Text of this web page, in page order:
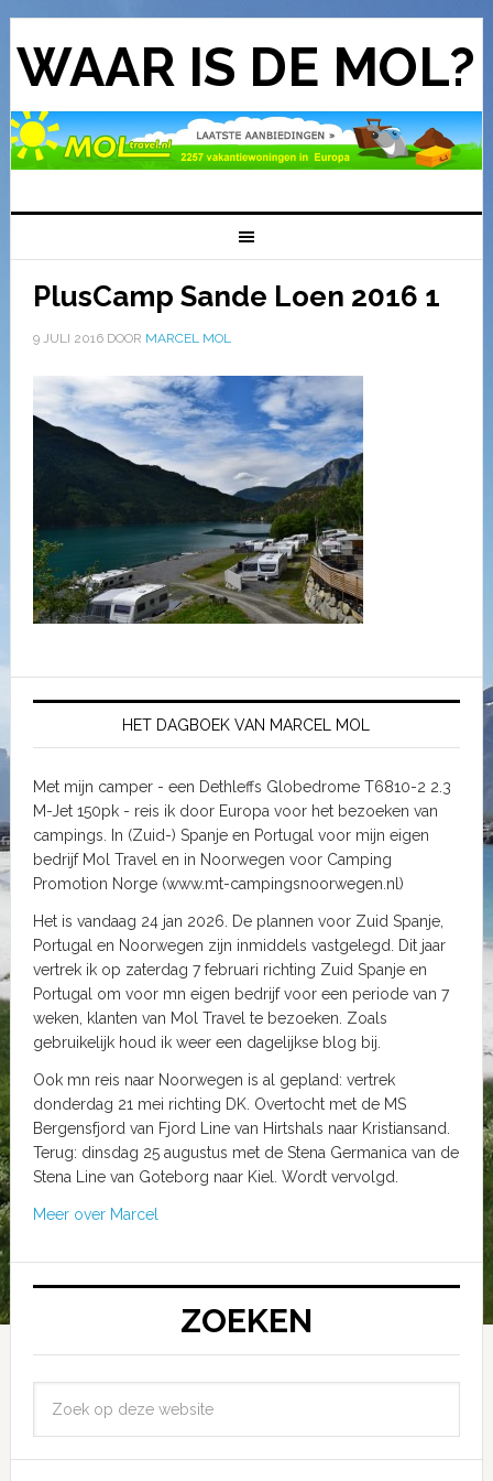
WAAR IS DE MOL?
PlusCamp Sande Loen 2016 1
9 JULI 2016DOOR MARCEL MOL
HET DAGBOEK VAN MARCEL MOL
Met mijn camper - een Dethleffs Globedrome T6810-2 2.3
M-Jet 150pk - reis ik door Europa voor het bezoeken van
campings. In (Zuid-) Spanje en Portugal voor mijn eigen
bedrijf Mol Travel en in Noorwegen voor Camping
Promotion Norge (www.mt-campingsnoorwegen.nl)
Het is vandaag 24 jan 2026. De plannen voor Zuid Spanje,
Portugal en Noorwegen zijn inmiddels vastgelegd. Dit jaar
vertrek ik op zaterdag 7 februari richting Zuid Spanje en
Portugal om voor mn eigen bedrijf voor een periode van 7
weken, klanten van Mol Travel te bezoeken. Zoals
gebruikelijk houd ik weer een dagelijkse blog bij.
Ook mn reis naar Noorwegen is al gepland: vertrek
donderdag 21 mei richting DK. Overtocht met de MS
Bergensfjord van Fjord Line van Hirtshals naar Kristiansand.
Terug: dinsdag 25 augustus met de Stena Germanica van de
Stena Line van Goteborg naar Kiel. Wordt vervolgd.
Meer over Marcel
ZOEKEN